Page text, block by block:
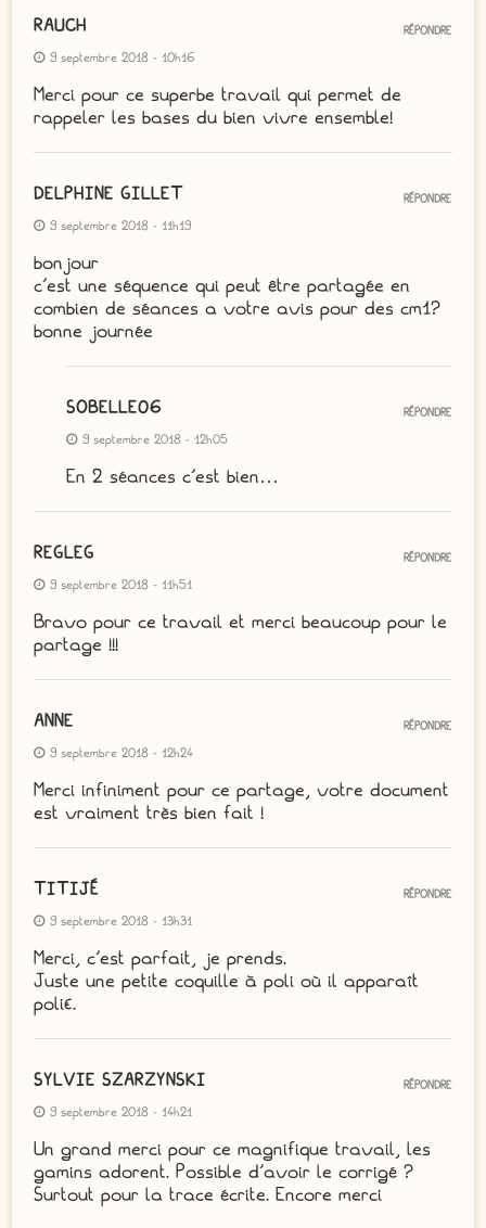
RAUCH
9 septembre 2018 - 10h16
Merci pour ce superbe travail qui permet de
rappeler les bases du bien vivre ensemble!
RÉPONDRE
DELPHINE GILLET
9 septembre 2018 - 11h19
bonjour
c’est une séquence qui peut être partagée en
combien de séances a votre avis pour des cm1?
bonne journée
RÉPONDRE
SOBELLE06
9 septembre 2018 - 12h05
En 2 séances c’est bien…
RÉPONDRE
REGLEG
9 septembre 2018 - 11h51
Bravo pour ce travail et merci beaucoup pour le
partage !!!
RÉPONDRE
ANNE
9 septembre 2018 - 12h24
Merci infiniment pour ce partage, votre document
est vraiment très bien fait !
RÉPONDRE
TITIJÉ
9 septembre 2018 - 13h31
Merci, c’est parfait, je prends.
Juste une petite coquille à poli où il apparaît
poli€.
RÉPONDRE
SYLVIE SZARZYNSKI
9 septembre 2018 - 14h21
Un grand merci pour ce magnifique travail, les
gamins adorent. Possible d’avoir le corrigé ?
Surtout pour la trace écrite. Encore merci
RÉPONDRE